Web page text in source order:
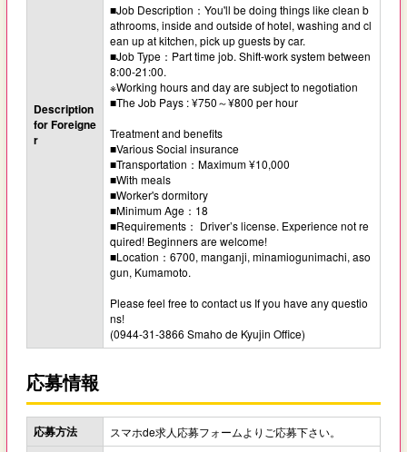
Description
for Foreigne
r
■Job Description：You'll be doing things like clean b
athrooms, inside and outside of hotel, washing and cl
ean up at kitchen, pick up guests by car.
■Job Type：Part time job. Shift-work system between
8:00-21:00.
※Working hours and day are subject to negotiation
■The Job Pays : ¥750～¥800 per hour
Treatment and benefits
■Various Social insurance
■Transportation：Maximum ¥10,000
■With meals
■Worker's dormitory
■Minimum Age：18
■Requirements： Driver’s license. Experience not re
quired! Beginners are welcome!
■Location：6700, manganji, minamiogunimachi, aso
gun, Kumamoto.
Please feel free to contact us If you have any questio
ns!
(0944-31-3866 Smaho de Kyujin Office)
応募情報
応募方法 スマホde求人応募フォームよりご応募下さい。